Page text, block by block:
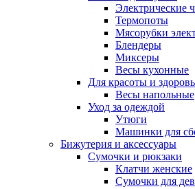
Электрические
Термопоты
Мясорубки
Блендеры
Миксеры
Весы кухонные
Для красоты и
Весы напольные
Уход за одеждой
Утюги
Машинки для
Бижутерия и аксессуары
Сумочки и рюкзаки
Клатчи женские
Сумочки для